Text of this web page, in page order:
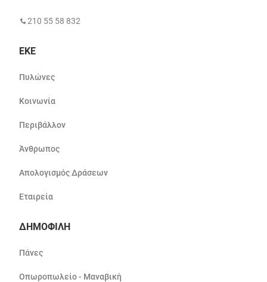
210 55 58 832
ΕΚΕ
Πυλώνες
Κοινωνία
Περιβάλλον
Άνθρωπος
Απολογισμός Δράσεων
Εταιρεία
ΔΗΜΟΦΙΛΗ
Πάνες
Οπωροπωλείο - Μαναβική